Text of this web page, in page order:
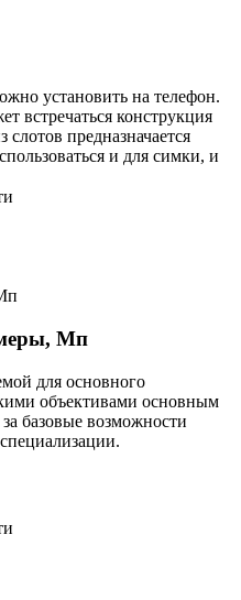
установить на телефон.
встречаться конструкция
предназначается
и для симки, и
Мп
для основного
объективами основным
за базовые возможности